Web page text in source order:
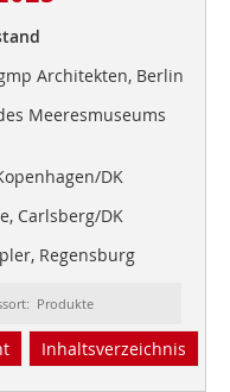
Architekten, Berlin
Meeresmuseums
DK
Carlsberg/DK
Regensburg
Produkte
Inhaltsverzeichnis